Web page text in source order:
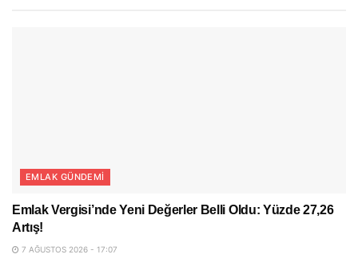
EMLAK GÜNDEMI
Emlak Vergisi’nde Yeni Değerler Belli Oldu: Yüzde 27,26
Artış!
7 AĞUSTOS 2026 - 17:07